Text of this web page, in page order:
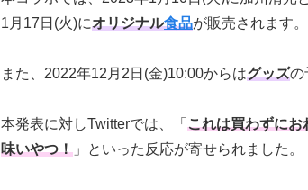
1月17日(火)にオリジナル食品が販売されます。
また、2022年12月2日(金)10:00からはグッズの
本発表に対しTwitterでは、「 これは買わずにお
味いやつ！ 」といった反応が寄せられました。